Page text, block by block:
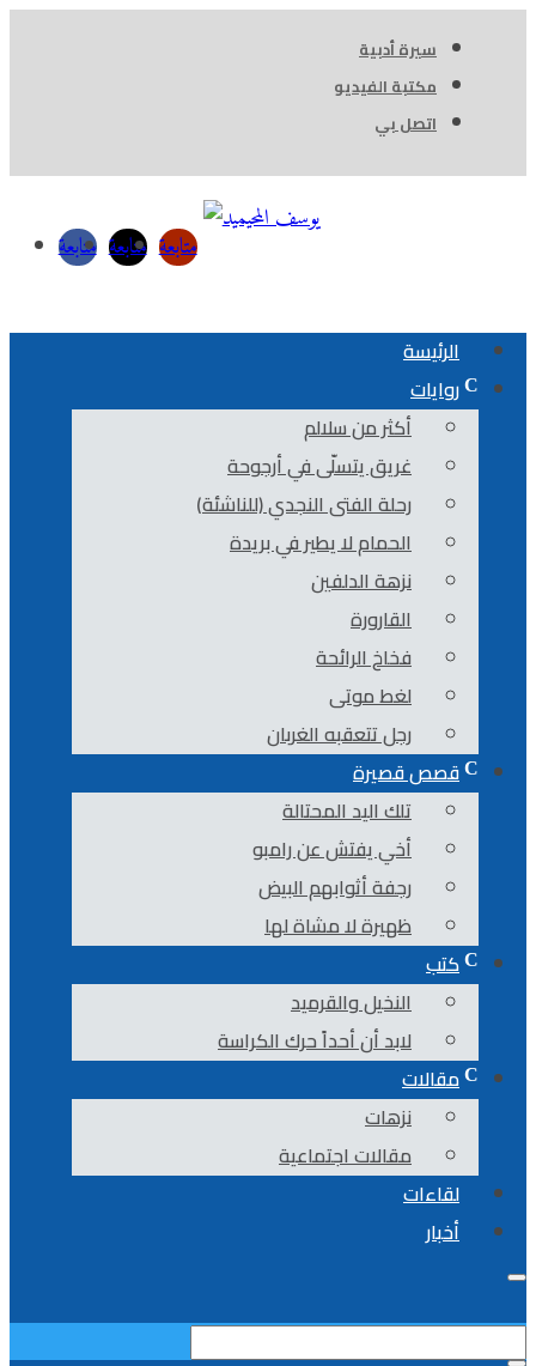
سيرة أدبية
مكتبة الفيديو
اتصل بي
متابعة متابعة متابعة
الرئيسة
روايات
أكثر من سلالم
غريق يتسلّى في أرجوحة
رحلة الفتى النجدي (للناشئة)
الحمام لا يطير في بريدة
نزهة الدلفين
القارورة
فخاخ الرائحة
لغط موتى
رجل تتعقبه الغربان
قصص قصيرة
تلك اليد المحتالة
أخي يفتش عن رامبو
رجفة أثوابهم البيض
ظهيرة لا مشاة لها
كتب
النخيل والقرميد
لابد أن أحداً حرك الكراسة
مقالات
نزهات
مقالات اجتماعية
لقاءات
أخبار